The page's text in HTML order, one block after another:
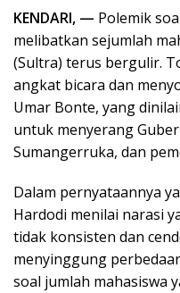
KENDARI, — Polemik
melibatkan sejumlah
(Sultra) terus bergulir.
angkat bicara dan
Umar Bonte, yang
untuk menyerang
Sumangerruka, dan
Dalam pernyataannya
Hardodi menilai narasi
tidak konsisten dan
menyinggung
soal jumlah mahasiswa